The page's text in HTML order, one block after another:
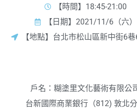
【時間】18:45-21:00
【日期】2021/11/6（六）
【地點】台北市松山區新中街6
戶名：糊塗里文化藝術有限公
台新國際商業銀行（812) 敦北